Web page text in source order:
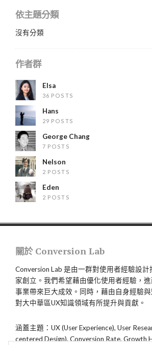
依主題分類
沒有分類
作者群
Elsa
36 POSTS
Hans
29 POSTS
George Chang
7 POSTS
Nelson
2 POSTS
Eden
2 POSTS
關於 Conversion Lab
Conversion Lab 是由一群對使用者經驗設
家創立。我們希望藉由優化使用者經驗，
事業帶來巨大成效。同時，藉由自身經驗
對大中華區UX知識領域有所提升與貢獻。
涵蓋主題：UX (User Experience), User
centered Design), Conversion Rate, Growth